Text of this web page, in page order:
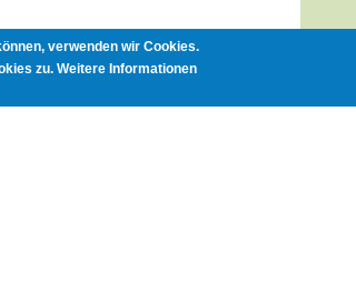
verwenden wir Cookies.
zu. Weitere Informationen